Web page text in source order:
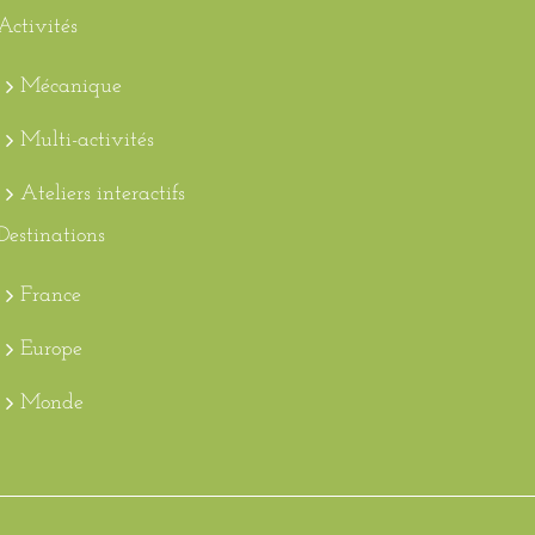
Mécanique
Multi-activités
Ateliers interactifs
France
Europe
Monde